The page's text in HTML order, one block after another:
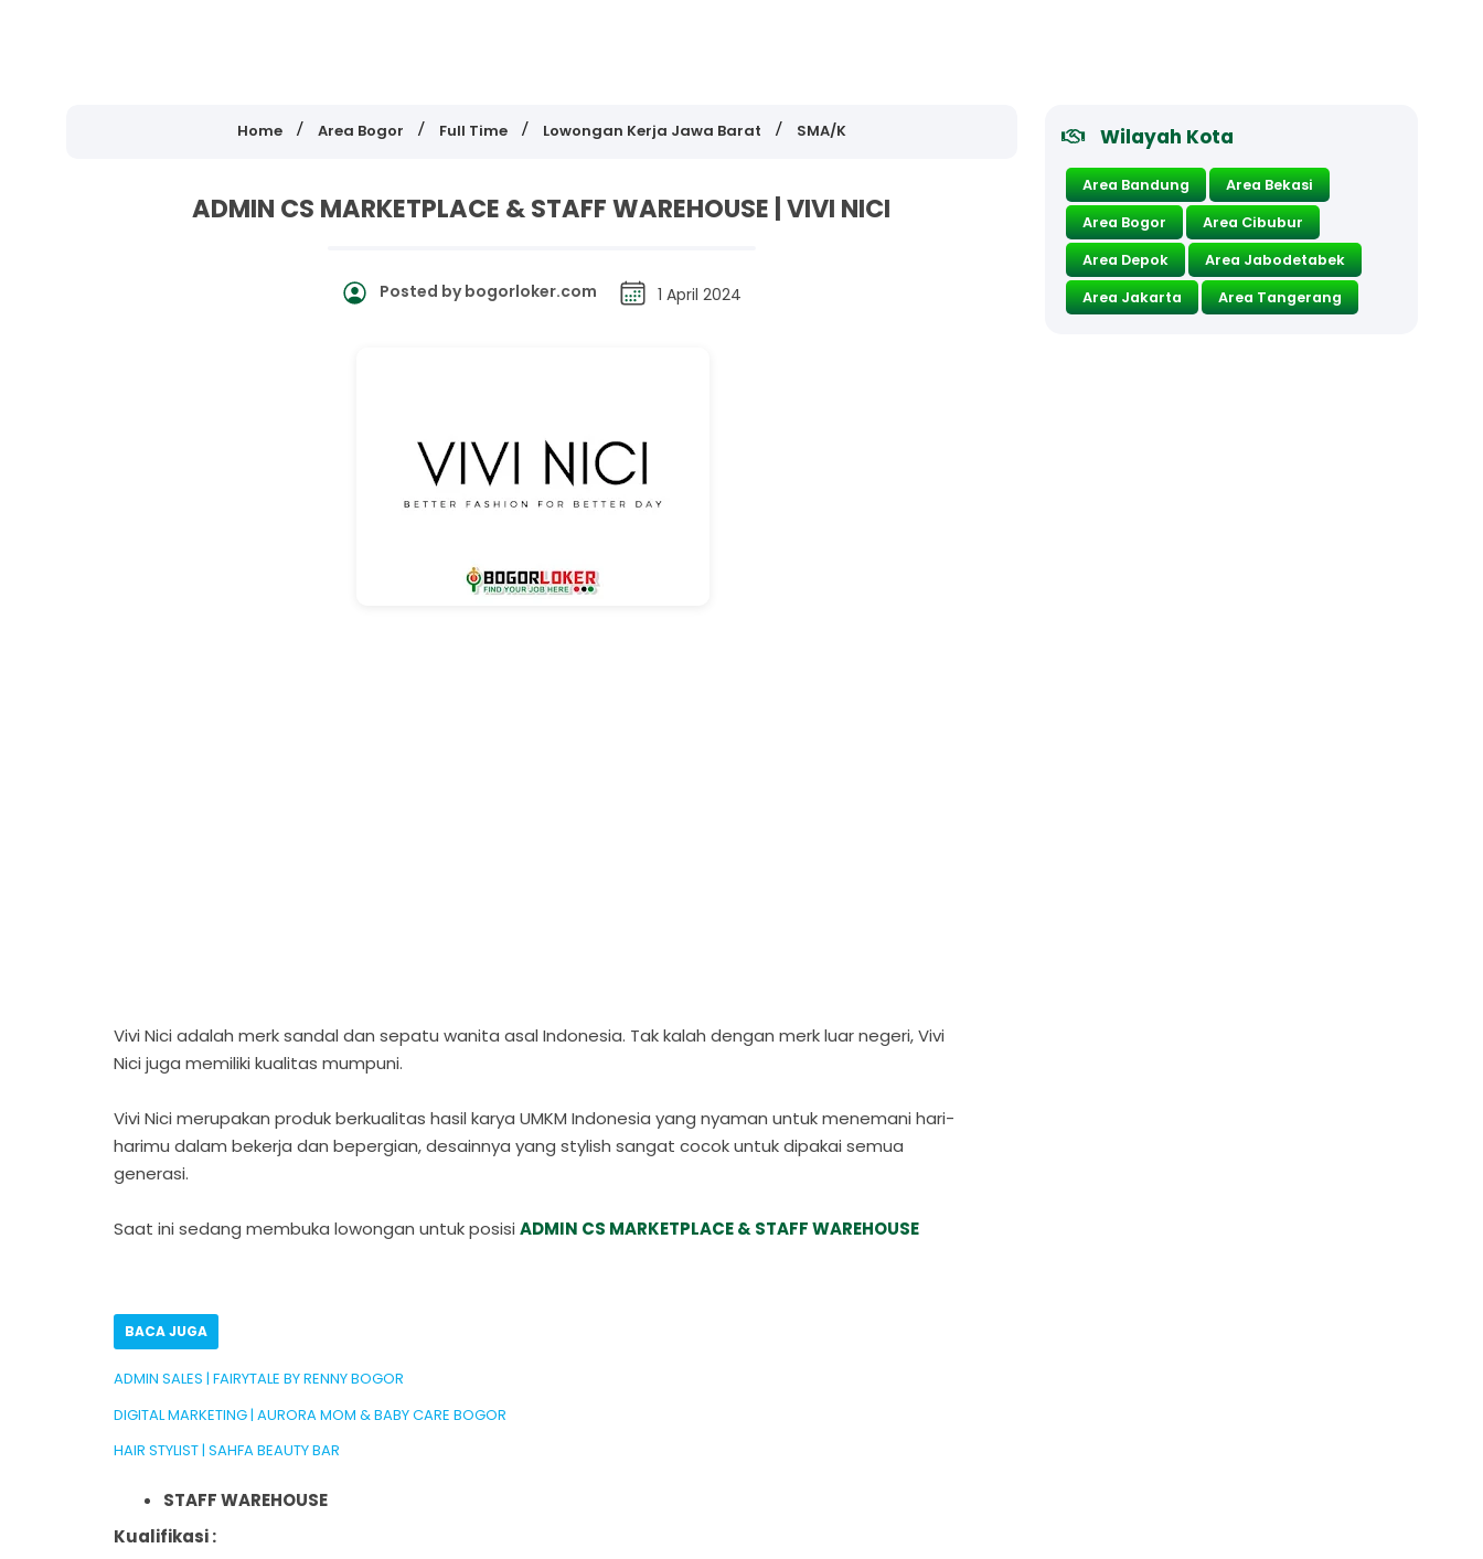
Home Area Bogor Full Time Lowongan Kerja Jawa Barat SMA/K
ADMIN CS MARKETPLACE & STAFF WAREHOUSE | VIVI NICI
Posted bybogorloker.com 1 April 2024
Vivi Nici adalah merk sandal dan sepatu wanita asal Indonesia. Tak kalah dengan merk luar negeri, Vivi
Nici juga memiliki kualitas mumpuni.
Vivi Nici merupakan produk berkualitas hasil karya UMKM Indonesia yang nyaman untuk menemani hari-
harimu dalam bekerja dan bepergian, desainnya yang stylish sangat cocok untuk dipakai semua
generasi.
Saat ini sedang membuka lowongan untuk posisi ADMIN CS MARKETPLACE & STAFF WAREHOUSE
BACA JUGA
ADMIN SALES | FAIRYTALE BY RENNY BOGOR
DIGITAL MARKETING | AURORA MOM & BABY CARE BOGOR
HAIR STYLIST | SAHFA BEAUTY BAR
STAFF WAREHOUSE
Kualifikasi :
Wilayah Kota
Area Bandung
Area Bekasi
Area Bogor
Area Cibubur
Area Depok
Area Jabodetabek
Area Jakarta
Area Tangerang